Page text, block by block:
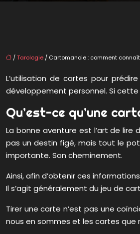
/Tarologie / Cartomancie : comment
L’utilisation de cartes pour
développement personnel. Si cette
Qu’est-ce qu’une
La bonne aventure est l’art de lire
pas un destin figé, mais tout le
importante. Son cheminement.
Ainsi, afin d’obtenir ces
Il s’agit généralement du jeu de
Tirer une carte n’est pas une
nous en sommes et les cartes